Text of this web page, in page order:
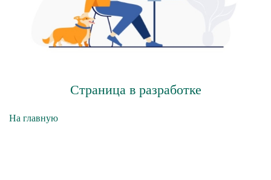
Страница в разработке
На главную